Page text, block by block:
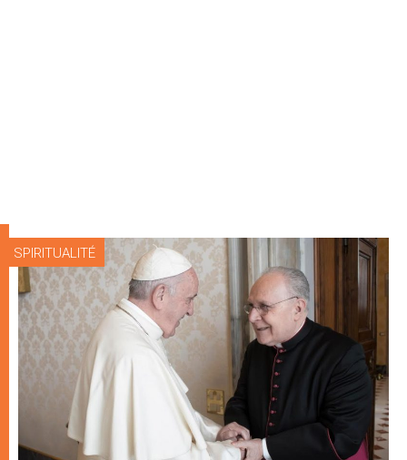
SPIRITUALITÉ